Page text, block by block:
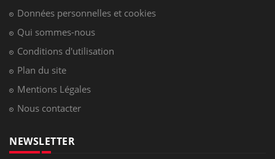
Données personnelles et cookies
Qui sommes-nous
Conditions d'utilisation
Plan du site
Mentions Légales
Nous contacter
NEWSLETTER